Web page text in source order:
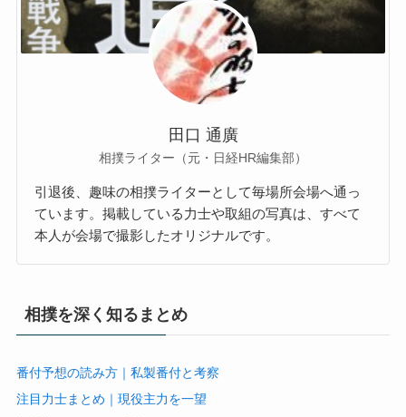
田口 通廣
相撲ライター（元・日経HR編集部）
引退後、趣味の相撲ライターとして毎場所会場へ通っ
ています。掲載している力士や取組の写真は、すべて
本人が会場で撮影したオリジナルです。
相撲を深く知るまとめ
番付予想の読み方｜私製番付と考察
注目力士まとめ｜現役主力を一望